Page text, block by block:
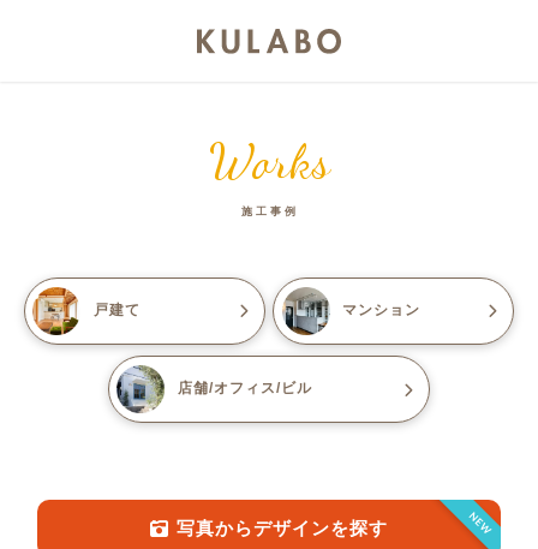
Works
施工事例
戸建て マンション
店舗/オフィス/ビル
NEW
写真からデザインを探す